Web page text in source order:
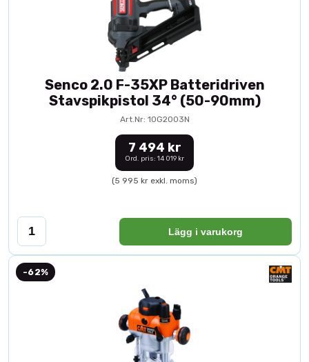
Senco 2.0 F-35XP Batteridriven
Stavspikpistol 34° (50-90mm)
Art.Nr: 10G2003N
7 494 kr
Ord. pris: 14 019 kr
(5 995 kr exkl. moms)
Lägg i varukorg
-62%